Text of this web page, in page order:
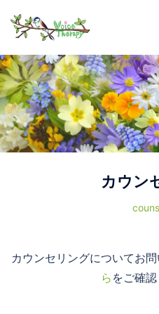
カウン
カウンセリングについてお問
ら をご確認